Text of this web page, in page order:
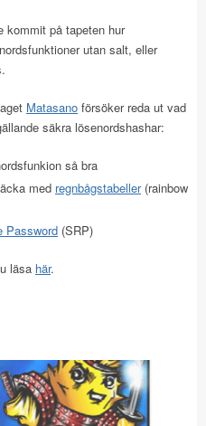
kommit på tapeten hur
utan salt, eller
Matasano försöker reda ut vad
säkra lösenordshashar:
så bra
med regnbågstabeller(rainbow
Password (SRP)
läsa här.